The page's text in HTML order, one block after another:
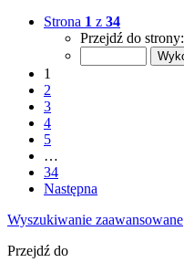
Strona 1 z 34
Przejdź do strony:
1
2
3
4
5
…
34
Następna
Wyszukiwanie zaawansowane
Przejdź do